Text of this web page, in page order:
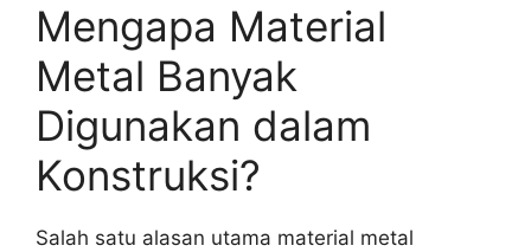
Mengapa Material
Metal Banyak
Digunakan dalam
Konstruksi?
Salah satu alasan utama material metal